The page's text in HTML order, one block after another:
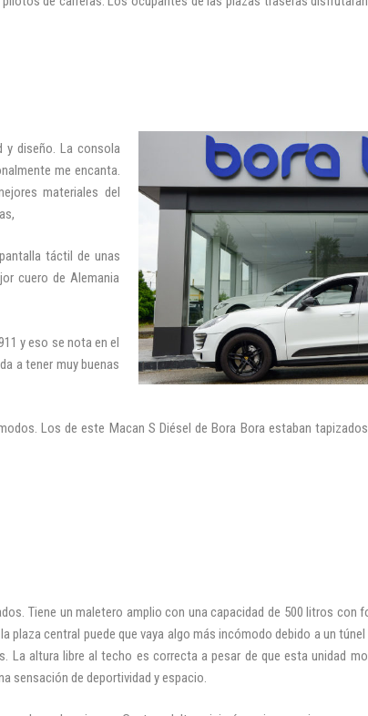
sesión
y diseño. La consola
me encanta.
materiales del
táctil de unas
cuero de Alemania
y eso se nota en el
a tener muy buenas
Los de este Macan S Diésel de Bora Bora estaban
Tiene un maletero amplio con una capacidad de 500 litros con
plaza central puede que vaya algo más incómodo debido a un
altura libre al techo es correcta a pesar de que esta unidad
sensación de deportividad y espacio.